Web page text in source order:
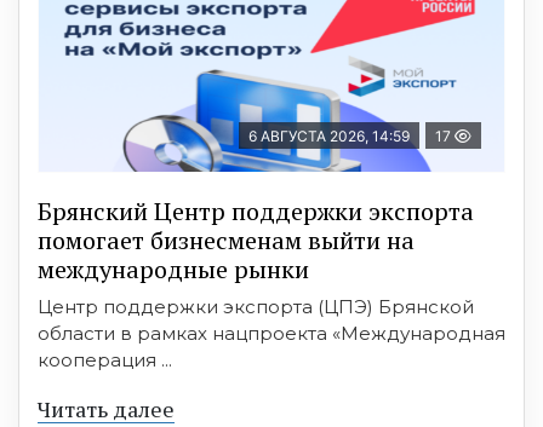
6 АВГУСТА 2026, 14:59 17
Брянский Центр поддержки экспорта
помогает бизнесменам выйти на
международные рынки
Центр поддержки экспорта (ЦПЭ) Брянской
области в рамках нацпроекта «Международная
кооперация ...
Читать далее